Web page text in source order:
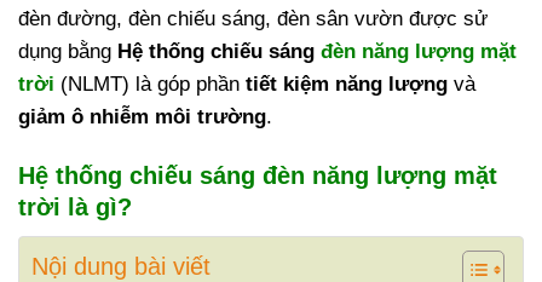
đèn đường, đèn chiếu sáng, đèn sân vườn được sử
dụng bằng Hệ thống chiếu sáng đèn năng lượng mặt
trời (NLMT) là góp phần tiết kiệm năng lượng và
giảm ô nhiễm môi trường.
Hệ thống chiếu sáng đèn năng lượng mặt
trời là gì?
Nội dung bài viết